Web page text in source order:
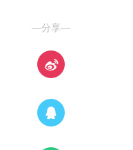
—分享—